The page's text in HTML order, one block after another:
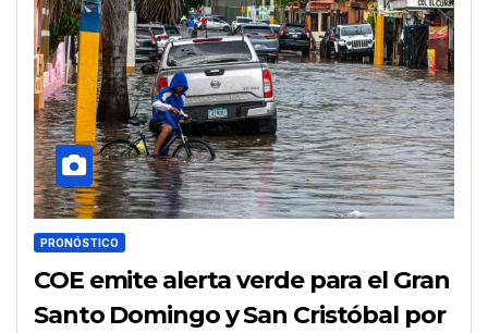
PRONÓSTICO
COE emite alerta verde para el Gran
Santo Domingo y San Cristóbal por